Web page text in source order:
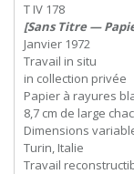
T IV 178
[Sans Titre —
Janvier 1972
Travail in situ
in collection privée
Papier à rayures
8,7 cm de large
Dimensions
Turin, Italie
Travail